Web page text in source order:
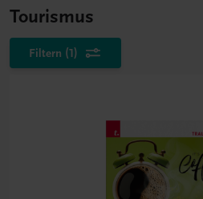
Tourismus
Filtern (1)